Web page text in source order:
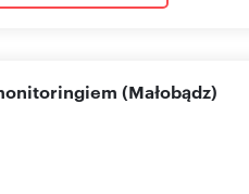
(Małobądz)